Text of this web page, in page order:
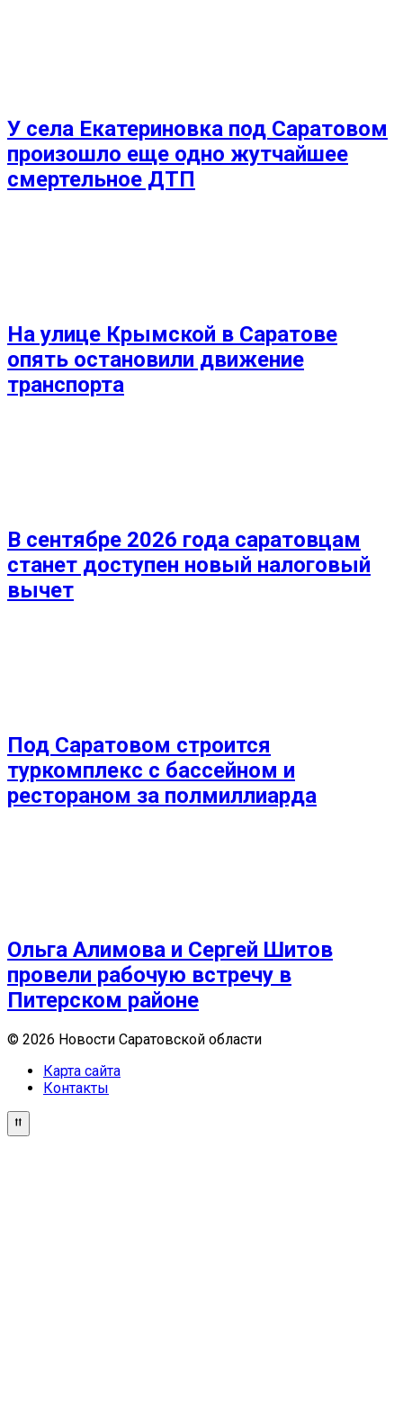
У села Екатериновка под Саратовом
произошло еще одно жутчайшее
смертельное ДТП
На улице Крымской в Саратове
опять остановили движение
транспорта
В сентябре 2026 года саратовцам
станет доступен новый налоговый
вычет
Под Саратовом строится
туркомплекс с бассейном и
рестораном за полмиллиарда
Ольга Алимова и Сергей Шитов
провели рабочую встречу в
Питерском районе
© 2026 Новости Саратовской области
Карта сайта
Контакты